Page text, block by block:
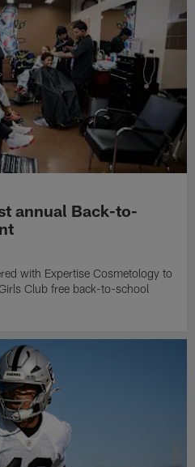
annual Back-to-
with Expertise Cosmetology to
Club free back-to-school